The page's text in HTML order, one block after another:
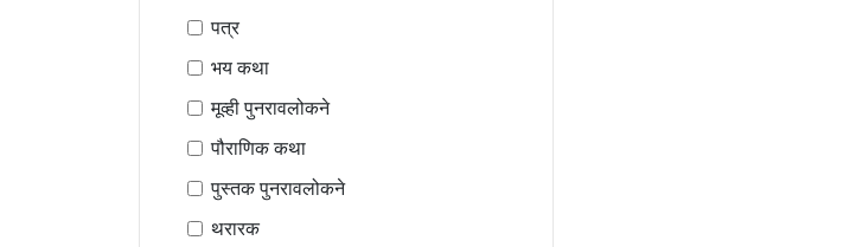
पत्र
भय कथा
मूव्ही पुनरावलोकने
पौराणिक कथा
पुस्तक पुनरावलोकने
थरारक